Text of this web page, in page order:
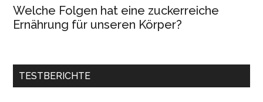
Welche Folgen hat eine zuckerreiche
Ernährung für unseren Körper?
TESTBERICHTE